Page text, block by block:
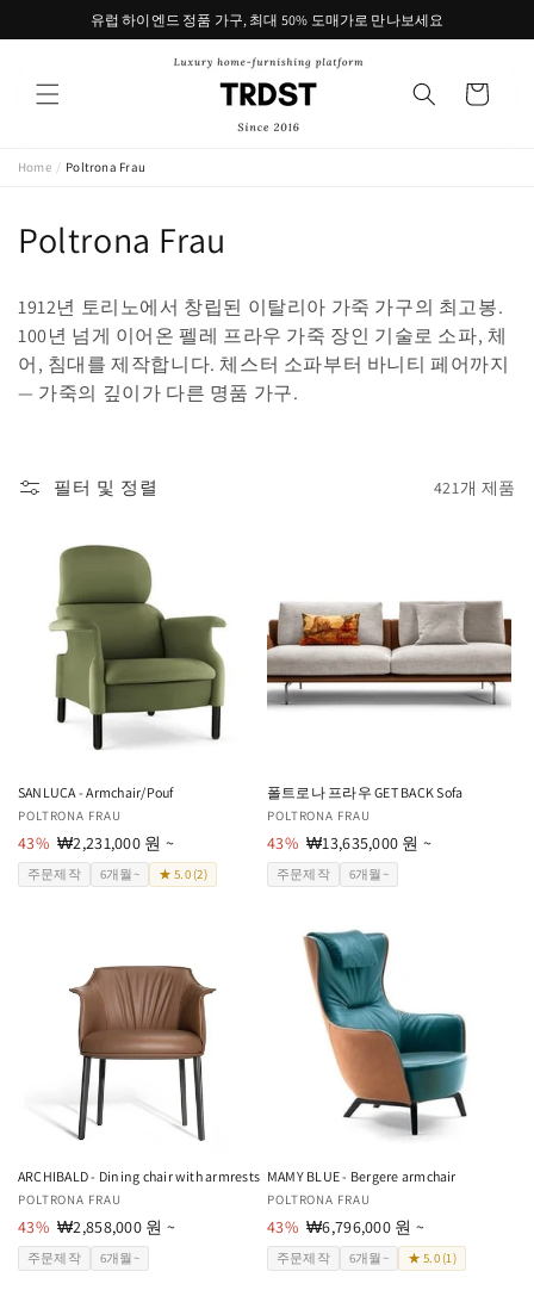
로 건너유럽 하이엔드 정품 가구, 최대 50% 도매가로 만나보세요
트
Home / Poltrona Frau
컬
션
:
Poltrona Frau
1912년 토리노에서 창립된 이탈리아 가죽 가구의 최고봉.
100년 넘게 이어온 펠레 프라우 가죽 장인 기술로 소파, 체
어, 침대를 제작합니다. 체스터 소파부터 바니티 페어까지
— 가죽의 깊이가 다른 명품 가구.
필터 및 정렬 421개 제품
SANLUCA - Armchair/Pouf
공
급
업
체:
POLTRONA FRAU
43% 할
인
가
₩2,231,000 원 ~
주문제작 6개월~ ★ 5.0 (2)
폴트로나 프라우 GET BACK Sofa
공
급
업
체:
POLTRONA FRAU
43% 할
인
가
₩13,635,000 원 ~
주문제작 6개월~
ARCHIBALD - Dining chair with armrests
공
급
업
체:
POLTRONA FRAU
43% 할
인
가
₩2,858,000 원 ~
주문제작 6개월~
MAMY BLUE - Bergere armchair
공
급
업
체:
POLTRONA FRAU
43% 할
인
가
₩6,796,000 원 ~
주문제작 6개월~ ★ 5.0 (1)